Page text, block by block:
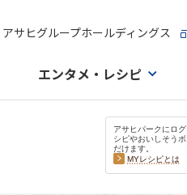
アサヒグループホールディングス
エンタメ・レシピ
アサヒパークにロ
シピやおいしそう
だけます。
MYレシピとは